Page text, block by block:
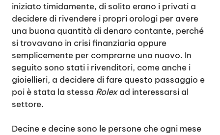
iniziato timidamente, di solito erano i privati a
decidere di rivendere i propri orologi per avere
una buona quantità di denaro contante, perché
si trovavano in crisi finanziaria oppure
semplicemente per comprarne uno nuovo. In
seguito sono stati i rivenditori, come anche i
gioiellieri, a decidere di fare questo passaggio e
poi è stata la stessa Rolexad interessarsi al
settore.
Decine e decine sono le persone che ogni mese